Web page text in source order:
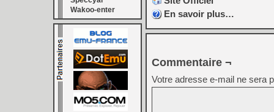
Wakoo-enter
En savoir plus…
Commentaire ¬
Votre adresse e-mail ne sera